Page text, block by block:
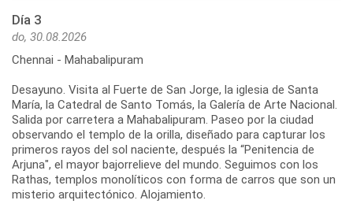
Día 3
do, 30.08.2026
Chennai - Mahabalipuram
Desayuno. Visita al Fuerte de San Jorge, la iglesia de Santa
María, la Catedral de Santo Tomás, la Galería de Arte Nacional.
Salida por carretera a Mahabalipuram. Paseo por la ciudad
observando el templo de la orilla, diseñado para capturar los
primeros rayos del sol naciente, después la “Penitencia de
Arjuna", el mayor bajorrelieve del mundo. Seguimos con los
Rathas, templos monolíticos con forma de carros que son un
misterio arquitectónico. Alojamiento.